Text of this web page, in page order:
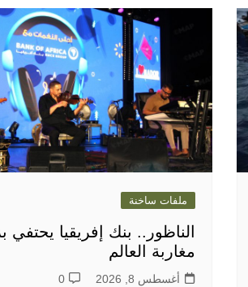
ملفات ساخنة
الناظور.. بنك إفريقيا يحتفي
مغاربة العالم
أغسطس 8, 2026 0